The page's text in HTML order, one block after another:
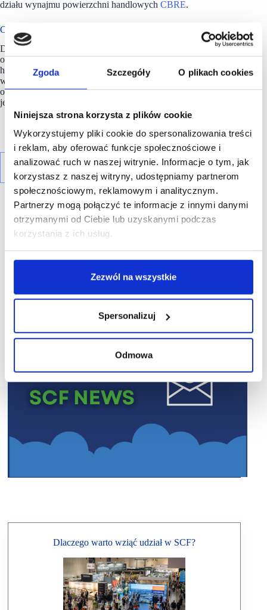
Zgoda Szczegóły O plikach cookies
Niniejsza strona korzysta z plików cookie
Wykorzystujemy pliki cookie do spersonalizowania treści
i reklam, aby oferować funkcje społecznościowe i
analizować ruch w naszej witrynie. Informacje o tym, jak
korzystasz z naszej witryny, udostępniamy partnerom
społecznościowym, reklamowym i analitycznym.
Partnerzy mogą połączyć te informacje z innymi danymi
otrzymanymi od Ciebie lub uzyskanymi podczas
korzystania z ich usług.
Zezwól na wszystkie
Spersonalizuj
Odmowa
działu wynajmu powierzchni handlowych CBRE.
Coraz mniej pustych obiektów handlowych
Duże miasta, takie jak Warszawa, Trójmiasto czy Łódź,
odnotowały w 2024 roku znaczny spadek pustej powierzchni
handlowej w porównaniu do poprzedniego roku. Średni
wskaźnik pustostanów w polskich aglomeracjach wynosi
obecnie 3,4 proc. To pokazuje, że popyt nalokale handlowe
jest coraz wyższy.
Dlaczego warto wziąć udział w SCF?